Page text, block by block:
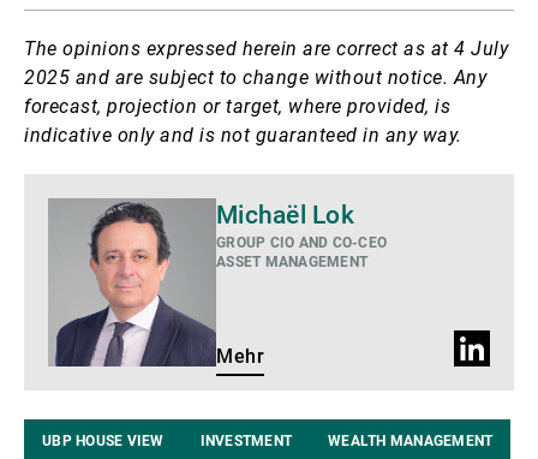
The opinions expressed herein are correct as at 4 July
2025 and are subject to change without notice. Any
forecast, projection or target, where provided, is
indicative only and is not guaranteed in any way.
Michaël Lok
GROUP CIO AND CO-CEO
ASSET MANAGEMENT
Mehr
LinkedIn
UBP HOUSE VIEW INVESTMENT WEALTH MANAGEMENT